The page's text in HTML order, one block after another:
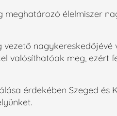
élelmiszer
nagykereskedőjévé
valósíthatóak meg, ezért
érdekében Szeged és